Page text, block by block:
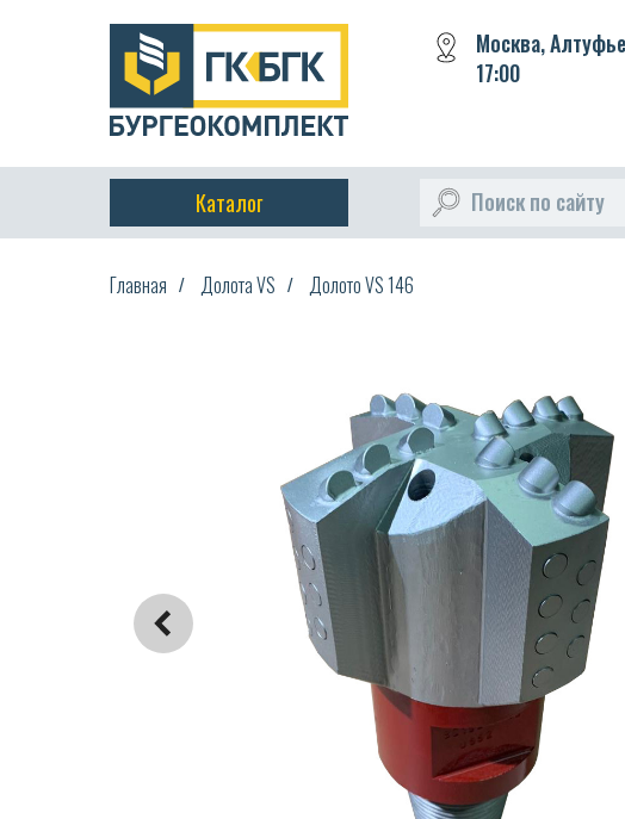
Каталог
Москва,
17:00
Поиск по сайту
Главная / Долота VS / Долото VS 146